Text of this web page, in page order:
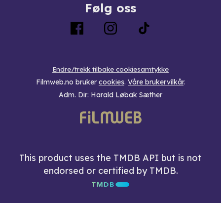
Følg oss
Endre/trekk tilbake cookiesamtykke
Filmweb.no bruker cookies. Våre brukervilkår.
Adm. Dir: Harald Løbak Sæther
This product uses the TMDB API but is not
endorsed or certified by TMDB.